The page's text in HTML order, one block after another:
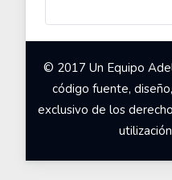
© 2017 Un Equipo
código fuente,
exclusivo de los